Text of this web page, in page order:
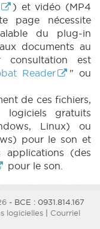
) et vidéo (MP4
page nécessite
du plug-in
documents au
est
Reader
" ou
de ces fichiers,
gratuits
Linux) ou
pour le son et
applications (des
pour le son.
- BCE : 0931.814.167
logicielles| Courriel